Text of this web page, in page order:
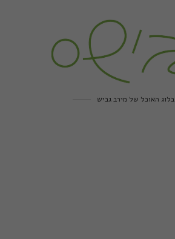
בלוג האוכל של מירב גביש